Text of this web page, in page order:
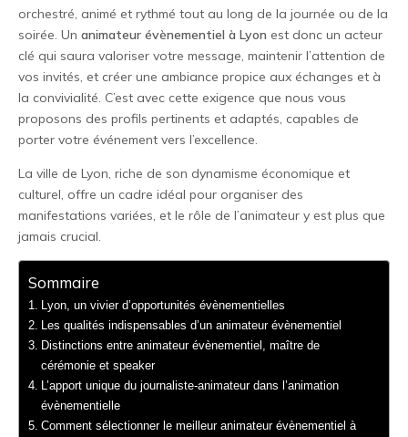
orchestré, animé et rythmé tout au long de la journée ou de la
soirée. Un animateur évènementiel à Lyon est donc un acteur
clé qui saura valoriser votre message, maintenir l’attention de
vos invités, et créer une ambiance propice aux échanges et à
la convivialité. C’est avec cette exigence que nous vous
proposons des profils pertinents et adaptés, capables de
porter votre événement vers l’excellence.
La ville de Lyon, riche de son dynamisme économique et
culturel, offre un cadre idéal pour organiser des
manifestations variées, et le rôle de l’animateur y est plus que
jamais crucial.
Sommaire
Lyon, un vivier d’opportunités évènementielles
Les qualités indispensables d’un animateur évènementiel
Distinctions entre animateur évènementiel, maître de
cérémonie et speaker
L’apport unique du journaliste-animateur dans l’animation
évènementielle
Comment sélectionner le meilleur animateur évènementiel à